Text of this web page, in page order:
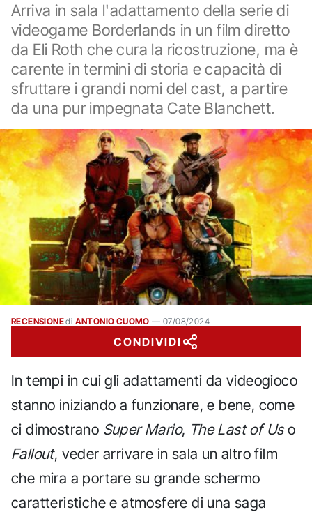
Arriva in sala l'adattamento della serie di
videogame Borderlands in un film diretto
da Eli Roth che cura la ricostruzione, ma è
carente in termini di storia e capacità di
sfruttare i grandi nomi del cast, a partire
da una pur impegnata Cate Blanchett.
RECENSIONEdi ANTONIO CUOMO —07/08/2024
CONDIVIDI
In tempi in cui gli adattamenti da videogioco
stanno iniziando a funzionare, e bene, come
ci dimostrano Super Mario, The Last of Uso
Fallout, veder arrivare in sala un altro film
che mira a portare su grande schermo
caratteristiche e atmosfere di una saga